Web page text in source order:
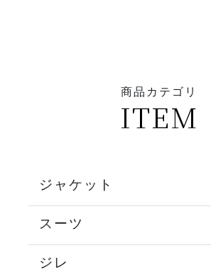
商品カテゴリ
ITEM
ジャケット
スーツ
ジレ